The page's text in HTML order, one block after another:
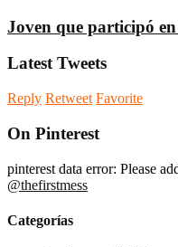
Joven que participó
Latest Tweets
Reply Retweet Favorite
On Pinterest
pinterest data error: Please
@thefirstmess
Categorías